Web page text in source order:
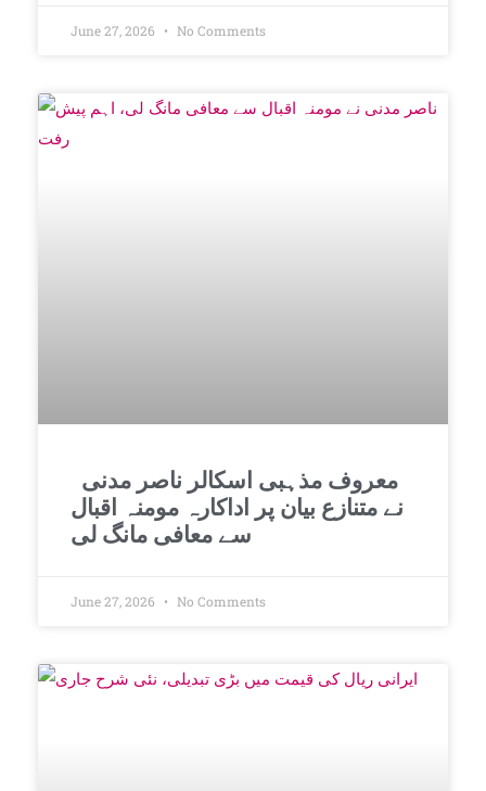
June 27, 2026 No Comments
نے متنازع بیان پر اداکارہ مومنہ اقبال
سے معافی مانگ لی
June 27, 2026 No Comments